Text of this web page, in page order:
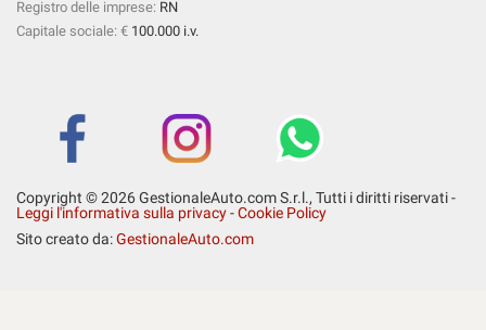
Registro delle imprese: RN
Capitale sociale: € 100.000 i.v.
Copyright © 2026 GestionaleAuto.com S.r.l., Tutti i diritti riservati -
Leggi l'informativa sulla privacy-Cookie Policy
Sito creato da:GestionaleAuto.com
Leggi
la
Salva